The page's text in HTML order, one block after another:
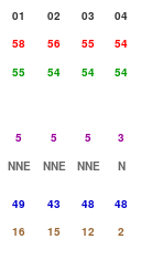
01 02 03 04
58 56 55 54
55 54 54 54
5 5 5 3
NNE NNE NNE N
49 43 48 48
16 15 12 2